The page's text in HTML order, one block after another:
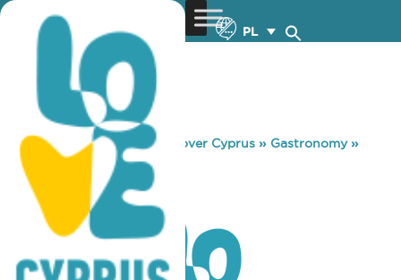
PL
You are here: Home »Discover Cyprus » Gastronomy»
TOCHNI TAVERN
TOCHNI TAVERN